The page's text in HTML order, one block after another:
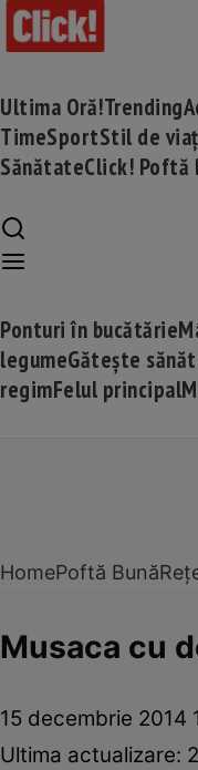
Ultima Oră!Trending
TimeSportStil de
SănătateClick! Poftă
Ponturi în bucătărie
legumeGătește
regimFelul principal
HomePoftă Bună
Musaca cu
15 decembrie 2014
Ultima actualizare: